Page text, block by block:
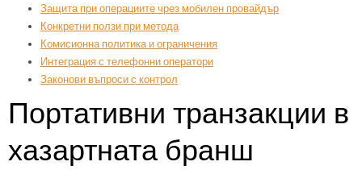
Защита при операциите чрез мобилен провайдър
Конкретни ползи при метода
Комисионна политика и ограничения
Интеграция с телефонни оператори
Законови въпроси с контрол
Портативни транзакции в
хазартната бранш